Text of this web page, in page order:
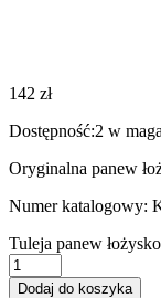
142 zł
Dostępność:2 w
Oryginalna panew
Numer katalogowy:
Tuleja panew
Dodaj do koszyka